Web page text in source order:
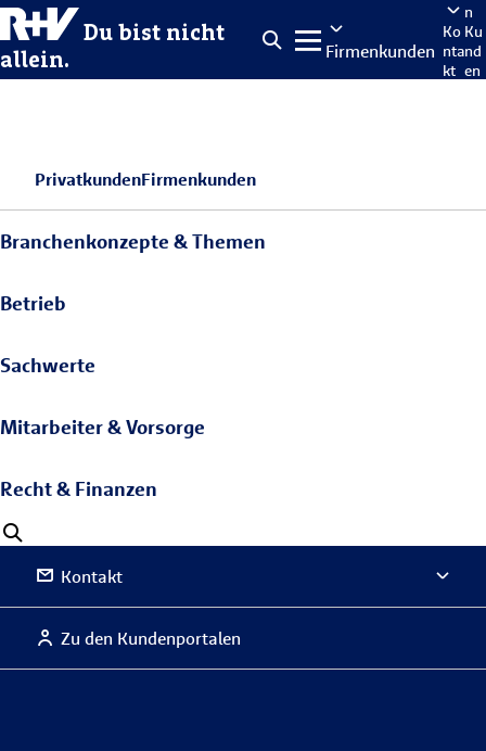
Du bist nicht
allein.
Firmenkunden
Ko
nta
kt
n
Ku
nd
en
PrivatkundenFirmenkunden
Branchenkonzepte & Themen
Betrieb
Sachwerte
Mitarbeiter & Vorsorge
Recht & Finanzen
Kontakt
Zu den Kundenportalen